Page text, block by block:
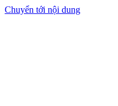
Chuyển tới nội dung